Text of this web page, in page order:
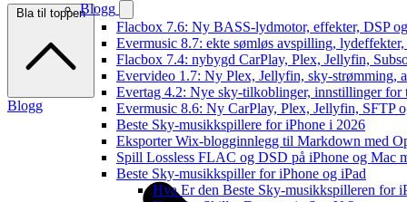
Blogg
Flacbox 7.6: Ny BASS-lydmotor, effekter, DSP
Evermusic 8.7: ekte sømløs avspilling,
Flacbox 7.4: nybygd CarPlay, Plex, Jellyfin,
Evervideo 1.7: Ny Plex, Jellyfin, sky-strømming,
Evertag 4.2: Nye sky-tilkoblinger, innstillinger for
Evermusic 8.6: Ny CarPlay, Plex, Jellyfin, SFTP
Beste Sky-musikkspillere for iPhone i 2026
Eksporter Wix-blogginnlegg til Markdown med
Spill Lossless FLAC og DSD på iPhone og Mac
Beste Sky-musikkspiller for iPhone og iPad
Hva Er den Beste Sky-musikkspilleren for
Bla til toppen
Blogg